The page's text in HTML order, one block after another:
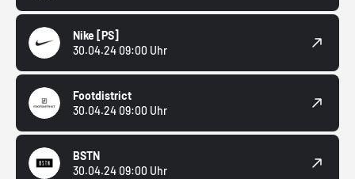
Nike [PS]
30.04.24 09:00 Uhr
Footdistrict
30.04.24 09:00 Uhr
BSTN
30.04.24 09:00 Uhr